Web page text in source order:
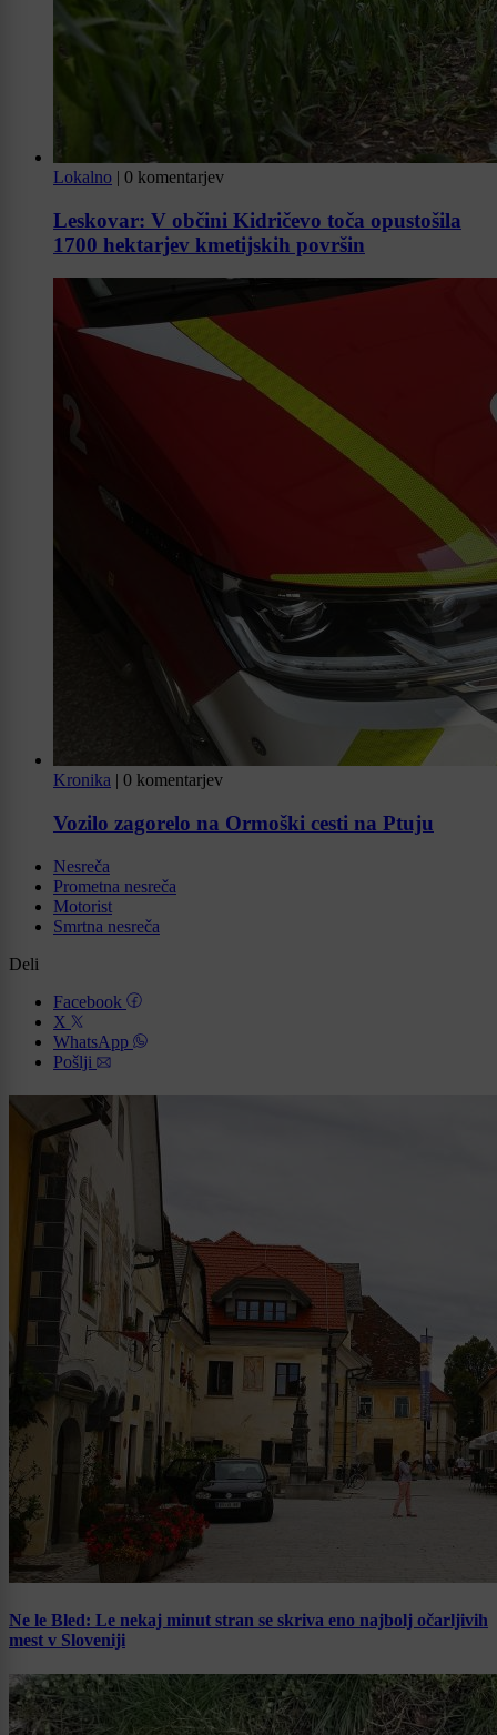
Lokalno | 0 komentarjev
Leskovar: V občini Kidričevo toča opustošila
1700 hektarjev kmetijskih površin
Kronika | 0 komentarjev
Vozilo zagorelo na Ormoški cesti na Ptuju
Nesreča
Prometna nesreča
Motorist
Smrtna nesreča
Deli
Facebook
X
WhatsApp
Pošlji
Ne le Bled: Le nekaj minut stran se skriva eno najbolj očarljivih
mest v Sloveniji